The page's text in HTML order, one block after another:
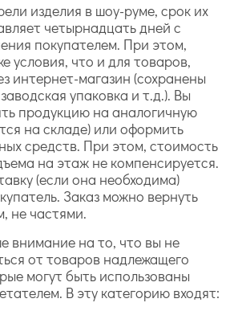
изделия в шоу-руме, срок их
четырнадцать дней с
покупателем. При этом,
условия, что и для товаров,
интернет-магазин (сохранены
упаковка и т.д.). Вы
продукцию на аналогичную
на складе) или оформить
средств. При этом, стоимость
на этаж не компенсируется.
(если она необходима)
Заказ можно вернуть
не частями.
внимание на то, что вы не
от товаров надлежащего
могут быть использованы
В эту категорию входят: